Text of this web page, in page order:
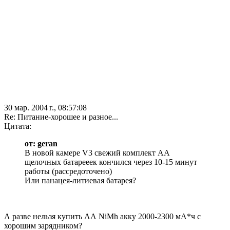
30 мар. 2004 г., 08:57:08
Re: Питание-хорошее и разное...
Цитата:
от: geran
В новой камере V3 свежий комплект АА
щелочных батарееек кончился через 10-15 минут
работы (рассредоточено)
Или панацея-литиевая батарея?
А разве нельзя купить АА NiMh акку 2000-2300 мА*ч с
хорошим зарядником?